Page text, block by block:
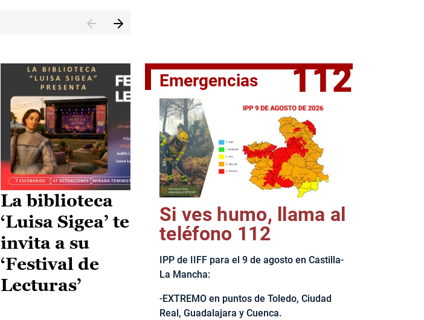
II Vuelta Ciclista CLM LEADER
La biblioteca
‘Luisa Sigea’ te
invita a su
‘Festival de
Lecturas’
Emergencias 112
Si ves humo, llama al
teléfono 112
IPP de IIFF para el 9 de agosto en Castilla-
La Mancha:
-EXTREMO en puntos de Toledo, Ciudad
Real, Guadalajara y Cuenca.